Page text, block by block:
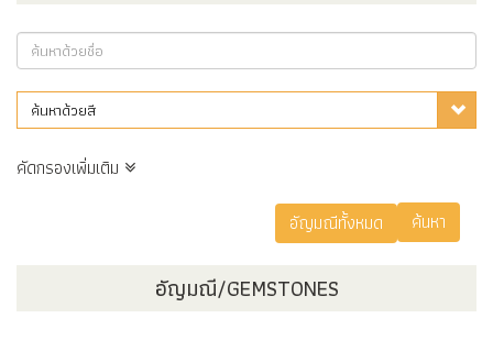
ค้นหาด้วยสี
คัดกรองเพิ่มเติม
อัญมณี/GEMSTONES